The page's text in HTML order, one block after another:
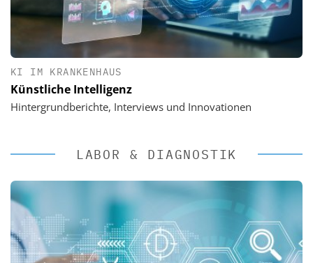
KI IM KRANKENHAUS
Künstliche Intelligenz
Hintergrundberichte, Interviews und Innovationen
LABOR & DIAGNOSTIK